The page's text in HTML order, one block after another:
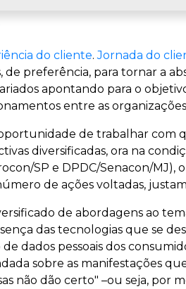
do cliente.Jornada do
de preferência, para tornar a
apontando para o
entre as
de trabalhar com
diversificadas, ora na
SP e DPDC/Senacon/
de ações voltadas,
de abordagens ao
das tecnologias que se
dados pessoais dos
sobre as manifestações
não dão certo" –ou seja, por